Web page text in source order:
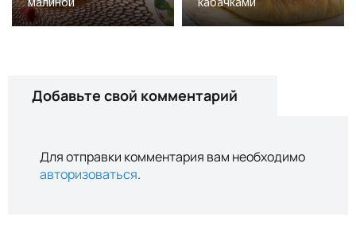
Добавьте свой комментарий
Для отправки комментария вам необходимо
авторизоваться.